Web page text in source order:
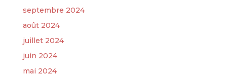
septembre 2024
août 2024
juillet 2024
juin 2024
mai 2024